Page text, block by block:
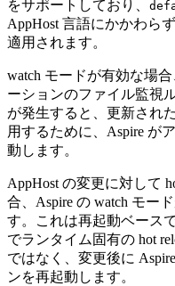
をサポートしており、
AppHost 言語にかかわら
適用されます。
watch モードが有効な場
ーションのファイル監視
が発生すると、更新され
用するために、Aspire が
動します。
AppHost の変更に対して
合、Aspire の watch モー
す。これは再起動ベース
でランタイム固有の hot
ではなく、変更後に
ンを再起動します。